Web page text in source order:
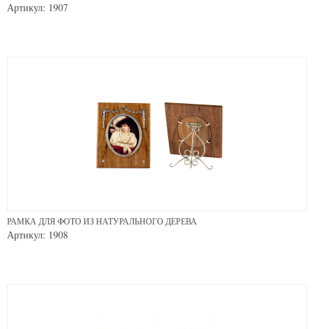
Артикул: 1907
РАМКА ДЛЯ ФОТО ИЗ НАТУРАЛЬНОГО ДЕРЕВА
Артикул: 1908